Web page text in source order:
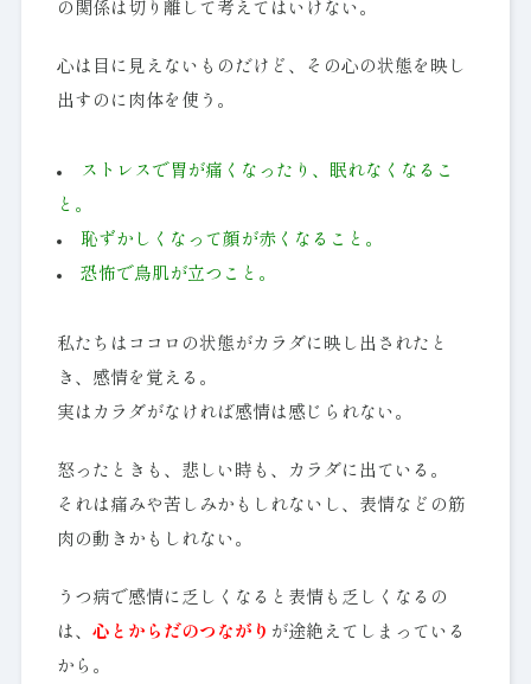
の関係は切り離して考えてはいけない。
心は目に見えないものだけど、その心の状態を映し
出すのに肉体を使う。
ストレスで胃が痛くなったり、眠れなくなるこ
と。
恥ずかしくなって顔が赤くなること。
恐怖で鳥肌が立つこと。
私たちはココロの状態がカラダに映し出されたと
き、感情を覚える。
実はカラダがなければ感情は感じられない。
怒ったときも、悲しい時も、カラダに出ている。
それは痛みや苦しみかもしれないし、表情などの筋
肉の動きかもしれない。
うつ病で感情に乏しくなると表情も乏しくなるの
は、 心とからだのつながり が途絶えてしまっている
から。